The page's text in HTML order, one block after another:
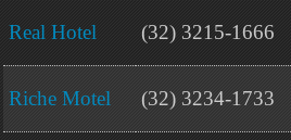
Real Hotel (32) 3215-1666
Riche Motel (32) 3234-1733